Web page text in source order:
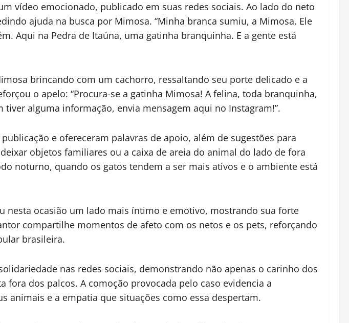
vídeo emocionado, publicado em suas redes sociais. Ao lado do neto
ajuda na busca por Mimosa. “Minha branca sumiu, a Mimosa. Ele
Aqui na Pedra de Itaúna, uma gatinha branquinha. E a gente está
brincando com um cachorro, ressaltando seu porte delicado e a
o apelo: “Procura-se a gatinha Mimosa! A felina, toda branquinha,
alguma informação, envia mensagem aqui no Instagram!”.
e ofereceram palavras de apoio, além de sugestões para
objetos familiares ou a caixa de areia do animal do lado de fora
noturno, quando os gatos tendem a ser mais ativos e o ambiente está
nesta ocasião um lado mais íntimo e emotivo, mostrando sua forte
compartilhe momentos de afeto com os netos e os pets, reforçando
brasileira.
nas redes sociais, demonstrando não apenas o carinho dos
dos palcos. A comoção provocada pelo caso evidencia a
animais e a empatia que situações como essa despertam.